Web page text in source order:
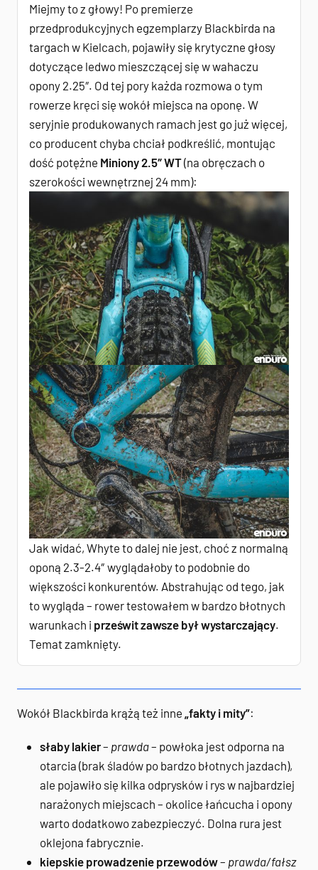
Miejmy to z głowy! Po premierze
przedprodukcyjnych egzemplarzy Blackbirda na
targach w Kielcach, pojawiły się krytyczne głosy
dotyczące ledwo mieszczącej się w wahaczu
opony 2.25″. Od tej pory każda rozmowa o tym
rowerze kręci się wokół miejsca na oponę. W
seryjnie produkowanych ramach jest go już więcej,
co producent chyba chciał podkreślić, montując
dość potężne Miniony 2.5″ WT(na obręczach o
szerokości wewnętrznej 24 mm):
Jak widać, Whyte to dalej nie jest, choć z normalną
oponą 2.3-2.4″ wyglądałoby to podobnie do
większości konkurentów. Abstrahując od tego, jak
to wygląda – rower testowałem w bardzo błotnych
warunkach i prześwit zawsze był wystarczający.
Temat zamknięty.
Wokół Blackbirda krążą też inne „fakty i mity”:
słaby lakier– prawda– powłoka jest odporna na
otarcia (brak śladów po bardzo błotnych jazdach),
ale pojawiło się kilka odprysków i rys w najbardziej
narażonych miejscach – okolice łańcucha i opony
warto dodatkowo zabezpieczyć. Dolna rura jest
oklejona fabrycznie.
kiepskie prowadzenie przewodów– prawda/fałsz